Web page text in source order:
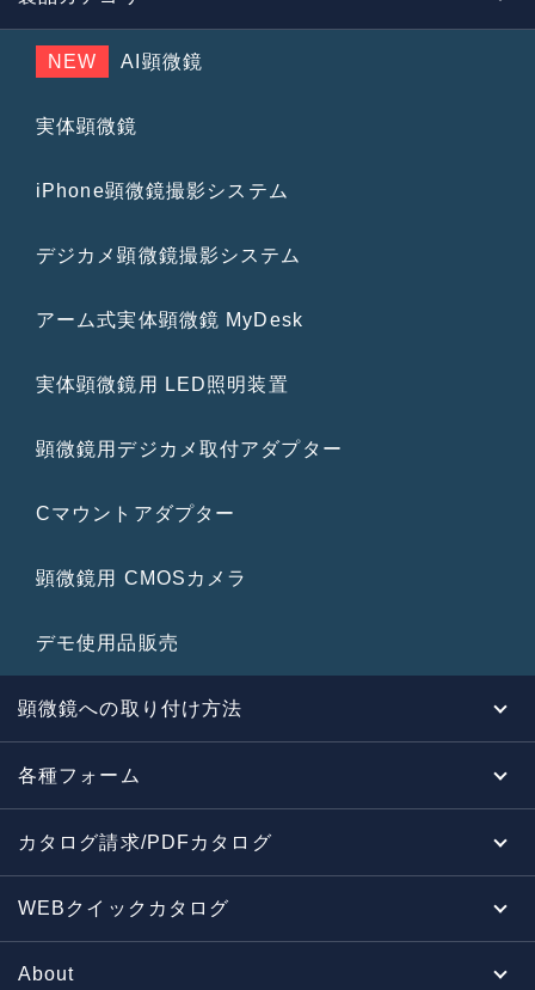
NEW AI顕微鏡
実体顕微鏡
iPhone顕微鏡撮影システム
デジカメ顕微鏡撮影システム
アーム式実体顕微鏡 MyDesk
実体顕微鏡用 LED照明装置
顕微鏡用デジカメ取付アダプター
Cマウントアダプター
顕微鏡用 CMOSカメラ
デモ使用品販売
顕微鏡への取り付け方法
各種フォーム
カタログ請求/PDFカタログ
WEBクイックカタログ
About